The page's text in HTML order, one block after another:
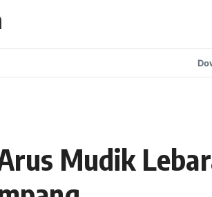
Mudik